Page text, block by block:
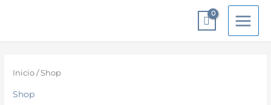
Inicio / Shop
Shop